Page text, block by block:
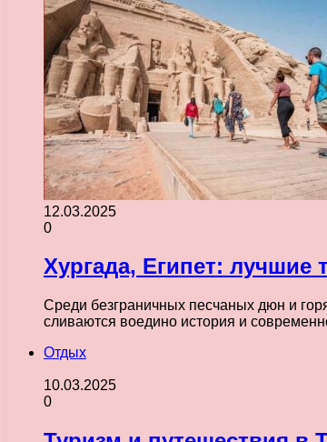
12.03.2025
0
Хургада, Египет: лучшие
Среди безграничных песчаных дюн и
сливаются воедино история и
Отдых
10.03.2025
0